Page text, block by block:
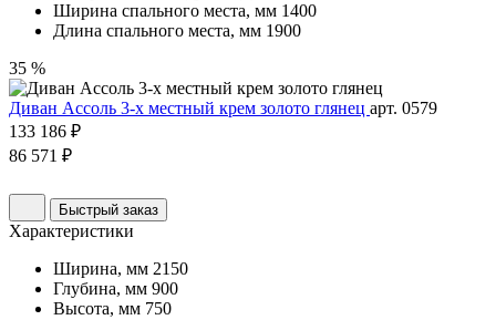
Ширина спального места, мм 1400
Длина спального места, мм 1900
35 %
Диван Ассоль 3-х местный крем золото глянец арт. 0579
133 186 ₽
86 571 ₽
Быстрый заказ
Характеристики
Ширина, мм 2150
Глубина, мм 900
Высота, мм 750